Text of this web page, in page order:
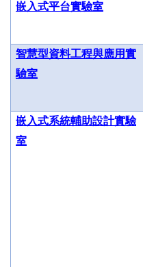
嵌入式平台實驗室
智慧型資料工程與應用實
驗室
嵌入式系統輔助設計實驗
室